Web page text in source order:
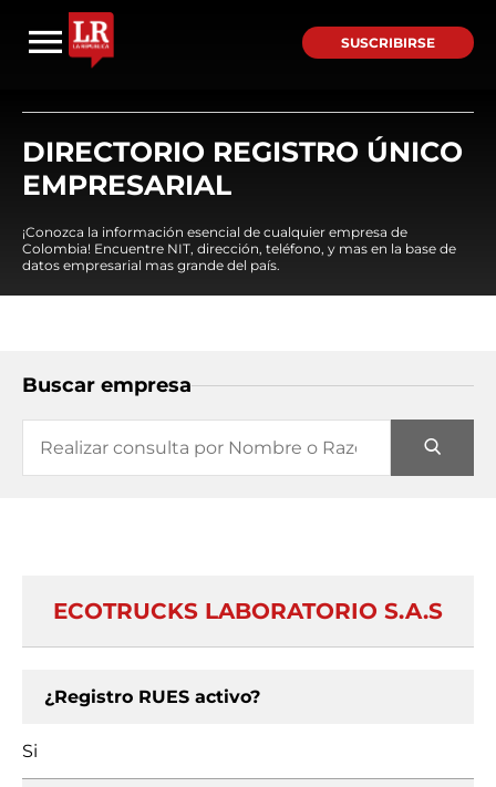
SUSCRIBIRSE
DIRECTORIO REGISTRO ÚNICO
EMPRESARIAL
¡Conozca la información esencial de cualquier empresa de
Colombia! Encuentre NIT, dirección, teléfono, y mas en la base de
datos empresarial mas grande del país.
Buscar empresa
ECOTRUCKS LABORATORIO S.A.S
¿Registro RUES activo?
Si